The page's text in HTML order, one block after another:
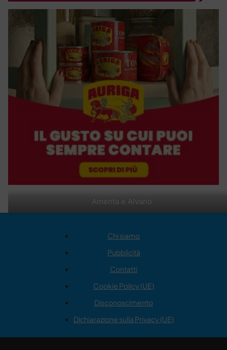
Amenta e Alvano
Chi siamo
Pubblicità
Contatti
Cookie Policy (UE)
Disconoscimento
Dichiarazione sulla Privacy (UE)